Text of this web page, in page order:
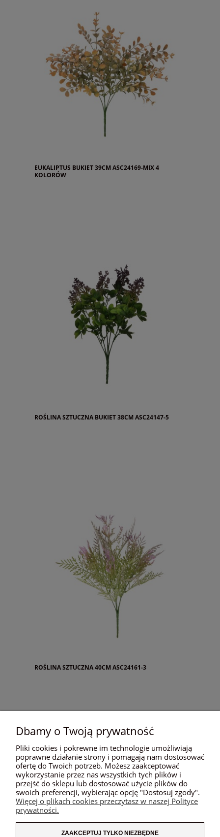
EUKALIPTUS BUKIET 39CM ASC24169-MIX 4
KOLORÓW
ROŚLINA SZTUCZNA BUKIET 38CM ASC24147-5
ROŚLINA SZTUCZNA 40CM ASC24161-3
« 1 2 »
POMOC
MOJE KONTO
PŁATNOŚCI I DOSTAWA
Dbamy o Twoją prywatność
Pliki cookies i pokrewne im technologie umożliwiają
poprawne działanie strony i pomagają nam dostosować
ofertę do Twoich potrzeb. Możesz zaakceptować
wykorzystanie przez nas wszystkich tych plików i
przejść do sklepu lub dostosować użycie plików do
swoich preferencji, wybierając opcję "Dostosuj zgody".
Więcej o plikach cookies przeczytasz w naszej Polityce
prywatności.
ZAAKCEPTUJ TYLKO NIEZBĘDNE